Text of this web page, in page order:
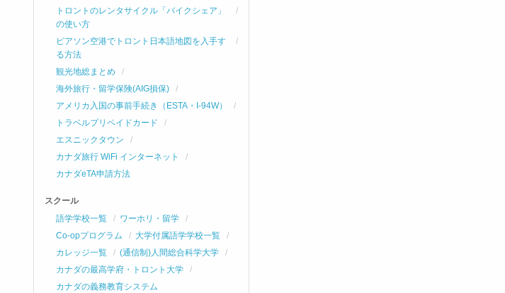
トロントのレンタサイクル「バイクシェア」
の使い方
ピアソン空港でトロント日本語地図を入手す
る方法
観光地総まとめ
海外旅行・留学保険(AIG損保)
アメリカ入国の事前手続き（ESTA・I-94W）
トラベルプリペイドカード
エスニックタウン
カナダ旅行 WiFi インターネット
カナダeTA申請方法
スクール
語学学校一覧
ワーホリ・留学
Co-opプログラム
大学付属語学学校一覧
カレッジ一覧
(通信制)人間総合科学大学
カナダの最高学府・トロント大学
カナダの義務教育システム